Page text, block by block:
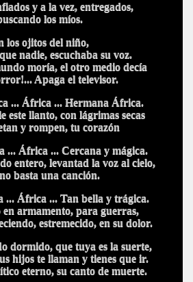
y a la vez, entregados,
los míos.
los ojitos del niño,
nadie, escuchaba su voz.
moría, el otro medio decía
Apaga el televisor.
... África ... Hermana África.
este llanto, con lágrimas secas
y rompen, tu corazón
... África ... Cercana y mágica.
entero, levantad la voz al cielo,
basta una canción.
... África ... Tan bella y trágica.
armamento, para guerras,
estremecido, en su dolor.
dormido, que tuya es la suerte,
hijos te llaman y tienes que ir.
eterno, su canto de muerte.